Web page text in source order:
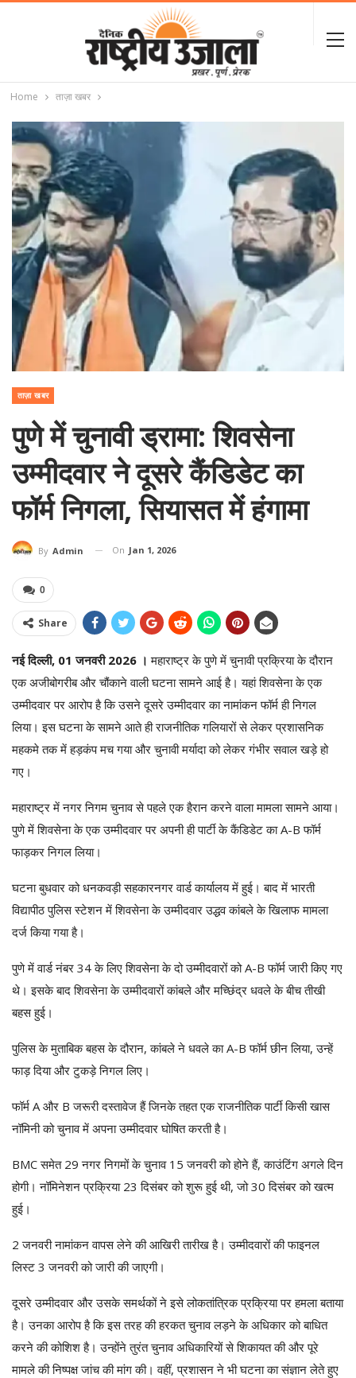
Home ताज़ा खबर
ताज़ा खबर
पुणे में चुनावी ड्रामा: शिवसेना
उम्मीदवार ने दूसरे कैंडिडेट का
फॉर्म निगला, सियासत में हंगामा
By Admin On Jan 1, 2026
0
Share
नई दिल्ली, 01 जनवरी 2026 ।महाराष्ट्र के पुणे में चुनावी प्रक्रिया के दौरान
एक अजीबोगरीब और चौंकाने वाली घटना सामने आई है। यहां शिवसेना के एक
उम्मीदवार पर आरोप है कि उसने दूसरे उम्मीदवार का नामांकन फॉर्म ही निगल
लिया। इस घटना के सामने आते ही राजनीतिक गलियारों से लेकर प्रशासनिक
महकमे तक में हड़कंप मच गया और चुनावी मर्यादा को लेकर गंभीर सवाल खड़े हो
गए।
महाराष्ट्र में नगर निगम चुनाव से पहले एक हैरान करने वाला मामला सामने आया।
पुणे में शिवसेना के एक उम्मीदवार पर अपनी ही पार्टी के कैंडिडेट का A-B फॉर्म
फाड़कर निगल लिया।
घटना बुधवार को धनकवड़ी सहकारनगर वार्ड कार्यालय में हुई। बाद में भारती
विद्यापीठ पुलिस स्टेशन में शिवसेना के उम्मीदवार उद्धव कांबले के खिलाफ मामला
दर्ज किया गया है।
पुणे में वार्ड नंबर 34 के लिए शिवसेना के दो उम्मीदवारों को A-B फॉर्म जारी किए गए
थे। इसके बाद शिवसेना के उम्मीदवारों कांबले और मच्छिंद्र धवले के बीच तीखी
बहस हुई।
पुलिस के मुताबिक बहस के दौरान, कांबले ने धवले का A-B फॉर्म छीन लिया, उन्हें
फाड़ दिया और टुकड़े निगल लिए।
फॉर्म A और B जरूरी दस्तावेज हैं जिनके तहत एक राजनीतिक पार्टी किसी खास
नॉमिनी को चुनाव में अपना उम्मीदवार घोषित करती है।
BMC समेत 29 नगर निगमों के चुनाव 15 जनवरी को होने हैं, काउंटिंग अगले दिन
होगी। नॉमिनेशन प्रक्रिया 23 दिसंबर को शुरू हुई थी, जो 30 दिसंबर को खत्म
हुई।
2 जनवरी नामांकन वापस लेने की आखिरी तारीख है। उम्मीदवारों की फाइनल
लिस्ट 3 जनवरी को जारी की जाएगी।
दूसरे उम्मीदवार और उसके समर्थकों ने इसे लोकतांत्रिक प्रक्रिया पर हमला बताया
है। उनका आरोप है कि इस तरह की हरकत चुनाव लड़ने के अधिकार को बाधित
करने की कोशिश है। उन्होंने तुरंत चुनाव अधिकारियों से शिकायत की और पूरे
मामले की निष्पक्ष जांच की मांग की। वहीं, प्रशासन ने भी घटना का संज्ञान लेते हुए